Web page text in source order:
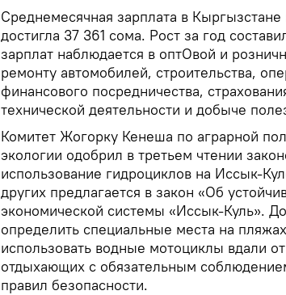
Среднемесячная зарплата в
достигла 37 361 сома. Рост за год
зарплат наблюдается в оптОвой и
ремонту автомобилей, строительства,
финансового посредничества,
технической деятельности и добыче
Комитет Жогорку Кенеша по аграрной
экологии одобрил в третьем чтении
использование гидроциклов на Иссык-
других предлагается в закон «Об
экономической системы «Иссык-Куль».
определить специальные места на
использовать водные мотоциклы вдали
отдыхающих с обязательным
правил безопасности.